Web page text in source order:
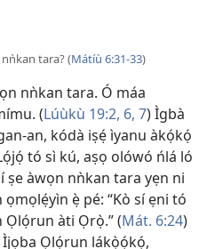
tara? (Mátíù 6:31-33)
nǹkan tara. Ó máa
(Lúùkù 19:2, 6, 7) Ìgbà
an, kódà iṣẹ́ ìyanu àkọ́kọ́
tó sì kú, aṣọ olówó ńlá ló
ṣe àwọn nǹkan tara yẹn ni
ẹ̀ pé: “Kò sí ẹni tó
Ọlọ́run àti Ọrọ̀.” (Mát. 6:24)
Ìjọba Ọlọ́run lákọ̀ọ́kọ́,